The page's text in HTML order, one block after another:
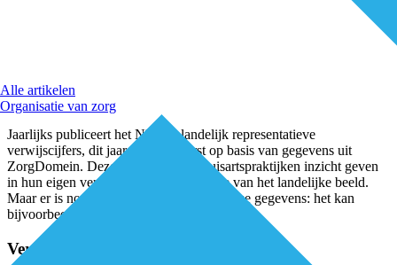
Alle artikelen
Organisatie van zorg
Jaarlijks publiceert het NIVEL landelijk representatieve
verwijscijfers, dit jaar voor het eerst op basis van gegevens uit
ZorgDomein. Deze cijfers kunnen huisartspraktijken inzicht geven
in hun eigen verwijsgedrag ten opzichte van het landelijke beeld.
Maar er is nog veel meer mogelijk met deze gegevens: het kan
bijvoorbeeld ook van nut
Verder lezen?